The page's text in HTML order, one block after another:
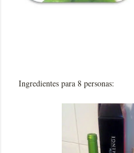
Ingredientes para 8 personas: